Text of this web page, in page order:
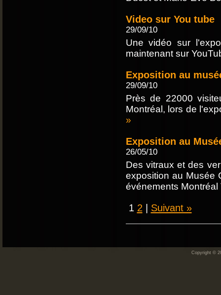
Video sur You tube
29/09/10
Une vidéo sur
maintenant sur
Exposition au
29/09/10
Près de 22000
Montréal, lors de
»
Exposition au
26/05/10
Des vitraux et des
exposition au Musée
événements
1 2 | Suivant »
Copyright ©